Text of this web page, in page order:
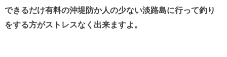
できるだけ有料の沖堤防か人の少ない淡路島に行って釣り
をする方がストレスなく出来ますよ。